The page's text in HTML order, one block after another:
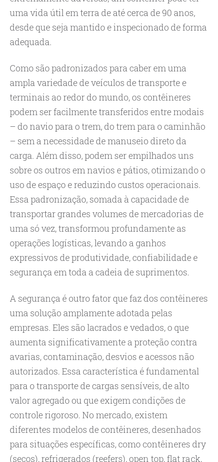
uma vida útil em terra de até cerca de 90 anos,
desde que seja mantido e inspecionado de forma
adequada.
Como são padronizados para caber em uma
ampla variedade de veículos de transporte e
terminais ao redor do mundo, os contêineres
podem ser facilmente transferidos entre modais
– do navio para o trem, do trem para o caminhão
– sem a necessidade de manuseio direto da
carga. Além disso, podem ser empilhados uns
sobre os outros em navios e pátios, otimizando o
uso de espaço e reduzindo custos operacionais.
Essa padronização, somada à capacidade de
transportar grandes volumes de mercadorias de
uma só vez, transformou profundamente as
operações logísticas, levando a ganhos
expressivos de produtividade, confiabilidade e
segurança em toda a cadeia de suprimentos.
A segurança é outro fator que faz dos contêineres
uma solução amplamente adotada pelas
empresas. Eles são lacrados e vedados, o que
aumenta significativamente a proteção contra
avarias, contaminação, desvios e acessos não
autorizados. Essa característica é fundamental
para o transporte de cargas sensíveis, de alto
valor agregado ou que exigem condições de
controle rigoroso. No mercado, existem
diferentes modelos de contêineres, desenhados
para situações específicas, como contêineres dry
(secos), refrigerados (reefers), open top, flat rack,